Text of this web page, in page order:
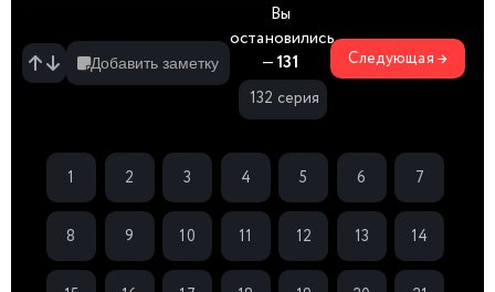
Добавить заметку
Вы
остановились
—131
132 серия
Следующая →
1 2 3 4 5 6 7
8 9 10 11 12 13 14